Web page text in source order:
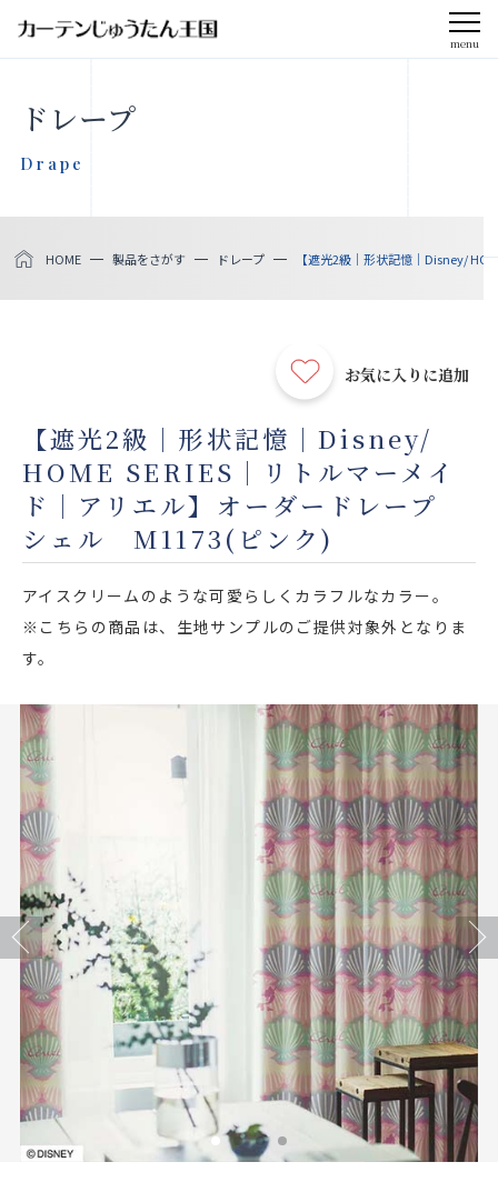
menu
お知らせ
製品をさがす
店舗をさがす
私たちのこだわり
お客様の声
お役立ち情報
FAQ
お問い合わせ
お気に入りリスト
お見積り来店予約はこちら
法人のお客様へ
ドレープ
Drape
HOME 製品をさがす ドレープ 【遮光2級｜形状記憶｜Disney/
お気に入りに追加
【遮光2級｜形状記憶｜Disney/
HOME SERIES｜リトルマーメイ
ド｜アリエル】オーダードレープ
シェル M1173(ピンク)
アイスクリームのような可愛らしくカラフルなカラー。
※こちらの商品は、生地サンプルのご提供対象外となりま
す。
Previous Next